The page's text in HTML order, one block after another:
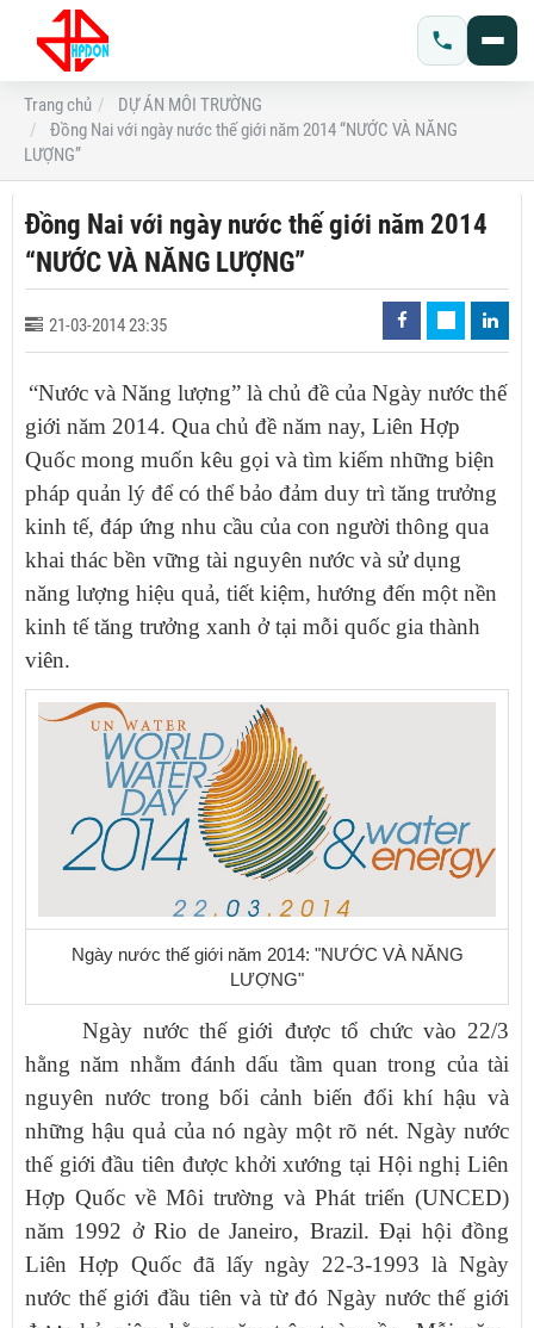
Trang chủ
DỰ ÁN MÔI TRƯỜNG
Đồng Nai với ngày nước thế giới năm 2014 “NƯỚC VÀ NĂNG
LƯỢNG”
Đồng Nai với ngày nước thế giới năm 2014
“NƯỚC VÀ NĂNG LƯỢNG”
21-03-2014 23:35
“Nước và Năng lượng” là chủ đề của Ngày nước thế
giới năm 2014. Qua chủ đề năm nay, Liên Hợp
Quốc mong muốn kêu gọi và tìm kiếm những biện
pháp quản lý để có thể bảo đảm duy trì tăng trưởng
kinh tế, đáp ứng nhu cầu của con người thông qua
khai thác bền vững tài nguyên nước và sử dụng
năng lượng hiệu quả, tiết kiệm, hướng đến một nền
kinh tế tăng trưởng xanh ở tại mỗi quốc gia thành
viên.
Ngày nước thế giới năm 2014: "NƯỚC VÀ NĂNG
LƯỢNG"
Ngày nước thế giới được tổ chức vào 22/3
hằng năm nhằm đánh dấu tầm quan trong của tài
nguyên nước trong bối cảnh biến đổi khí hậu và
những hậu quả của nó ngày một rõ nét. Ngày nước
thế giới đầu tiên được khởi xướng tại Hội nghị Liên
Hợp Quốc về Môi trường và Phát triển (UNCED)
năm 1992 ở Rio de Janeiro, Brazil. Đại hội đồng
Liên Hợp Quốc đã lấy ngày 22-3-1993 là Ngày
nước thế giới đầu tiên và từ đó Ngày nước thế giới